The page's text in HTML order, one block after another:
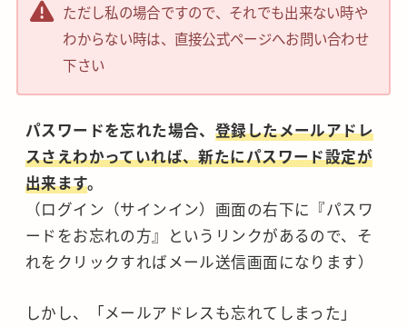
ただし私の場合ですので、それでも出来ない時や
わからない時は、直接公式ページへお問い合わせ
下さい
パスワードを忘れた場合、 登録したメールアドレ
スさえわかっていれば、新たにパスワード設定が
出来ます。
（ログイン（サインイン）画面の右下に『パスワ
ードをお忘れの方』というリンクがあるので、そ
れをクリックすればメール送信画面になります）
しかし、「メールアドレスも忘れてしまった」